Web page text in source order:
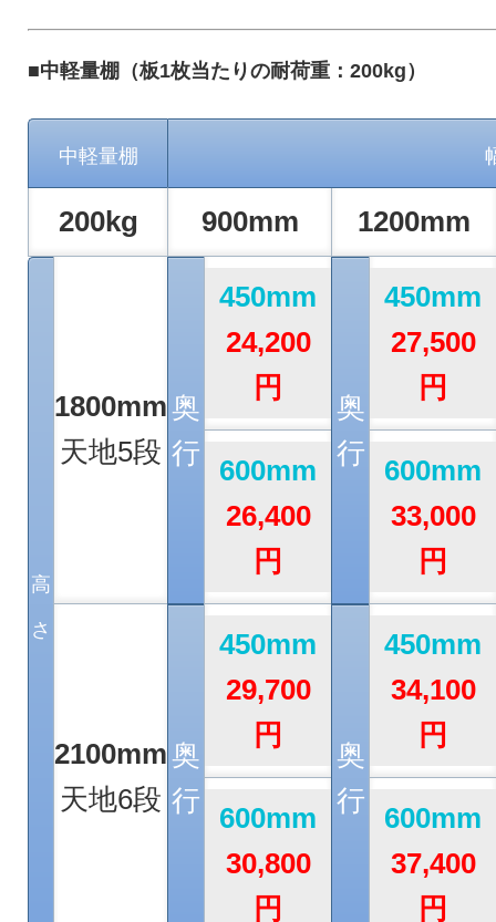
■中軽量棚（板1枚当たりの耐荷重：200kg）
中軽量棚
200kg 900mm 1200mm
高
さ
1800mm
天地5段
奥
行
450mm
24,200
円
奥
行
450mm
27,500
円
600mm
26,400
円
600mm
33,000
円
2100mm
天地6段
奥
行
450mm
29,700
円
奥
行
450mm
34,100
円
600mm
30,800
円
600mm
37,400
円